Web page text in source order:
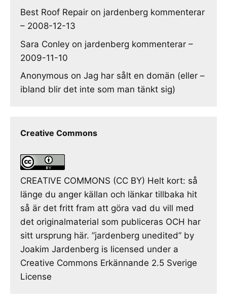
Best Roof Repair on jardenberg kommenterar
– 2008-12-13
Sara Conley on jardenberg kommenterar –
2009-11-10
Anonymous on Jag har sålt en domän (eller –
ibland blir det inte som man tänkt sig)
Creative Commons
CREATIVE COMMONS (CC BY) Helt kort: så
länge du anger källan och länkar tillbaka hit
så är det fritt fram att göra vad du vill med
det originalmaterial som publiceras OCH har
sitt ursprung här. ”jardenberg unedited” by
Joakim Jardenberg is licensed under a
Creative Commons Erkännande 2.5 Sverige
License